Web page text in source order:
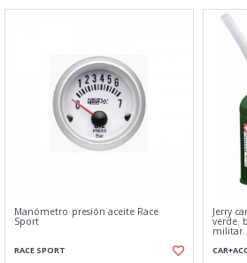
Manómetro presión aceite Race
Sport
RACE SPORT
Jerry
verde.
militar.